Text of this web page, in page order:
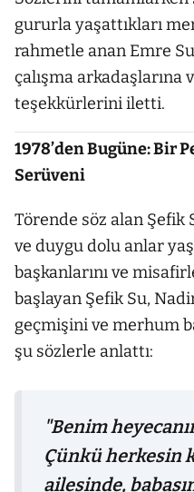
gururla yaşattıkları
rahmetle anan Emre
çalışma arkadaşlarına
teşekkürlerini iletti.
1978’den Bugüne: Bir
Serüveni
Törende söz alan Şefik
ve duygu dolu anlar
başkanlarını ve
başlayan Şefik Su,
geçmişini ve merhum
şu sözlerle anlattı:
"Benim
Çünkü herkesin
ailesinde,